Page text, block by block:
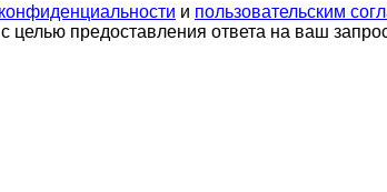
и пользовательским
предоставления ответа на ваш